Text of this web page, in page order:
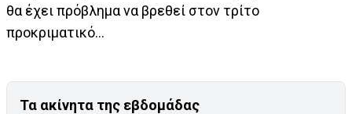
θα έχει πρόβλημα να βρεθεί στον τρίτο
προκριματικό...
Τα ακίνητα της εβδομάδας